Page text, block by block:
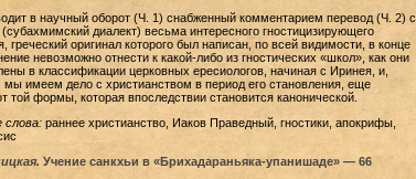
в научный оборот (Ч. 1) снабженный комментарием перевод (Ч. 2) с
(субахмимский диалект) весьма интересного гностицизирующего
греческий оригинал которого был написан, по всей видимости, в конце
невозможно отнести к какой-либо из гностических «школ», как они
в классификации церковных ересиологов, начиная с Иринея, и,
мы имеем дело с христианством в период его становления, еще
той формы, которая впоследствии становится канонической.
слова: раннее христианство, Иаков Праведный, гностики, апокрифы,
Учение санкхьи в «Брихадараньяка-упанишаде» — 66